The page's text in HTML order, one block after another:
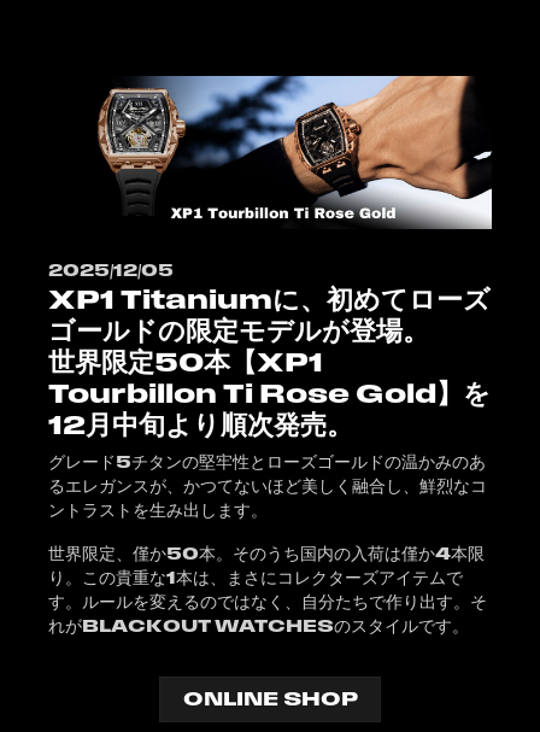
2025/12/05
XP1 Titaniumに、初めてローズ
ゴールドの限定モデルが登場。
世界限定50本【XP1
Tourbillon Ti Rose Gold】を
12月中旬より順次発売。
グレード5チタンの堅牢性とローズゴールドの温かみのあ
るエレガンスが、かつてないほど美しく融合し、鮮烈なコ
ントラストを生み出します。
世界限定、僅か50本。そのうち国内の入荷は僅か4本限
り。この貴重な1本は、まさにコレクターズアイテムで
す。ルールを変えるのではなく、自分たちで作り出す。そ
れがBLACKOUT WATCHESのスタイルです。
ONLINE SHOP